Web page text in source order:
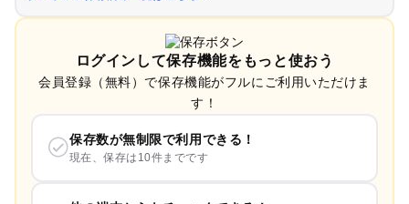
ログインして保存機能をもっと使おう
会員登録（無料）で保存機能がフルにご利用いただけま
す！
保存数が無制限で利用できる！
現在、保存は10件までです